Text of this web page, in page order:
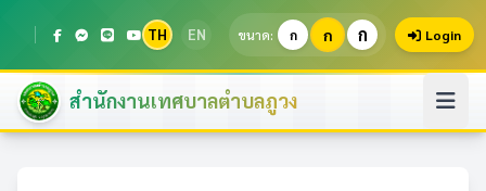
TH EN ขนาด: ก ก ก Login
สำนักงานเทศบาลตำบลภูวง